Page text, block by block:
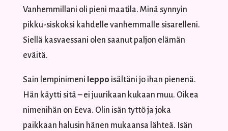
Vanhemmillani oli pieni maatila. Minä synnyin
pikku-siskoksi kahdelle vanhemmalle sisarelleni.
Siellä kasvaessani olen saanut paljon elämän
eväitä.
Sain lempinimeni Ieppo isältäni jo ihan pienenä.
Hän käytti sitä – ei juurikaan kukaan muu. Oikea
nimenihän on Eeva. Olin isän tyttö ja joka
paikkaan halusin hänen mukaansa lähteä. Isän